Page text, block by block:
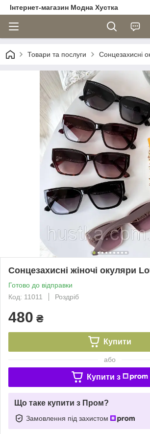
Інтернет-магазин Модна Хустка
Товари та послуги Сонцезахисні
Сонцезахисні жіночі окуляри
Готово до відправки
Код: 11011
Роздріб
480 ₴
Купити
або
Купити з
Що таке купити з Пром?
Замовлення під захистом